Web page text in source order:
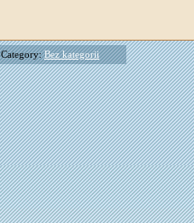
Category:Bez kategorii